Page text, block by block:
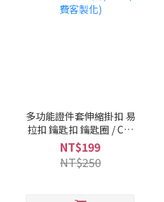
多功能證件套伸縮掛扣 易
拉扣 鑰匙扣 鑰匙圈 / C款
(免費客製化)
NT$199
NT$250